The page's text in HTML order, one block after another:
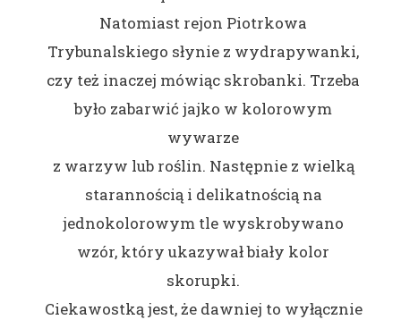
Natomiast rejon Piotrkowa
Trybunalskiego słynie z wydrapywanki,
czy też inaczej mówiąc skrobanki. Trzeba
było zabarwić jajko w kolorowym
wywarze
z warzyw lub roślin. Następnie z wielką
starannością i delikatnością na
jednokolorowym tle wyskrobywano
wzór, który ukazywał biały kolor
skorupki.
Ciekawostką jest, że dawniej to wyłącznie